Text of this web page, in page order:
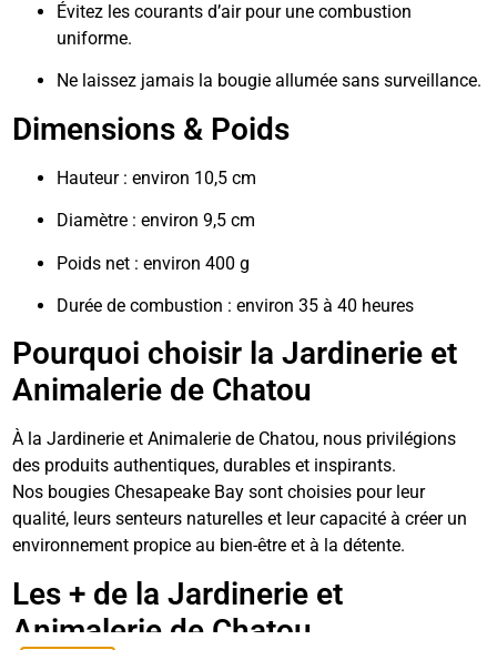
Évitez les courants d’air pour une combustion
uniforme.
Ne laissez jamais la bougie allumée sans surveillance.
Dimensions & Poids
Hauteur : environ 10,5 cm
Diamètre : environ 9,5 cm
Poids net : environ 400 g
Durée de combustion : environ 35 à 40 heures
Pourquoi choisir la Jardinerie et
Animalerie de Chatou
À la Jardinerie et Animalerie de Chatou, nous privilégions
des produits authentiques, durables et inspirants.
Nos bougies Chesapeake Bay sont choisies pour leur
qualité, leurs senteurs naturelles et leur capacité à créer un
environnement propice au bien-être et à la détente.
Les + de la Jardinerie et
Animalerie de Chatou